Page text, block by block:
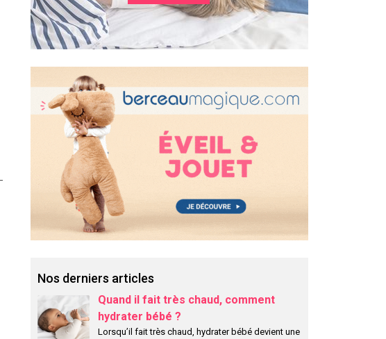
Nos derniers articles
Quand il fait très chaud, comment
hydrater bébé ?
Lorsqu’il fait très chaud, hydrater bébé devient une